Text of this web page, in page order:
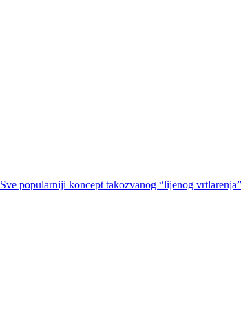
Sve popularniji koncept takozvanog “lijenog